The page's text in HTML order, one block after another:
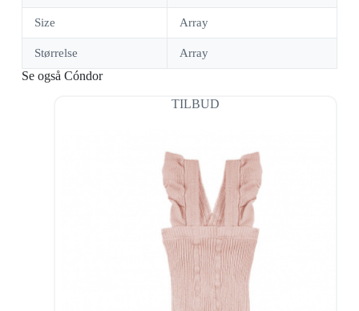
Size Array
Størrelse Array
Se også Cóndor
TILBUD